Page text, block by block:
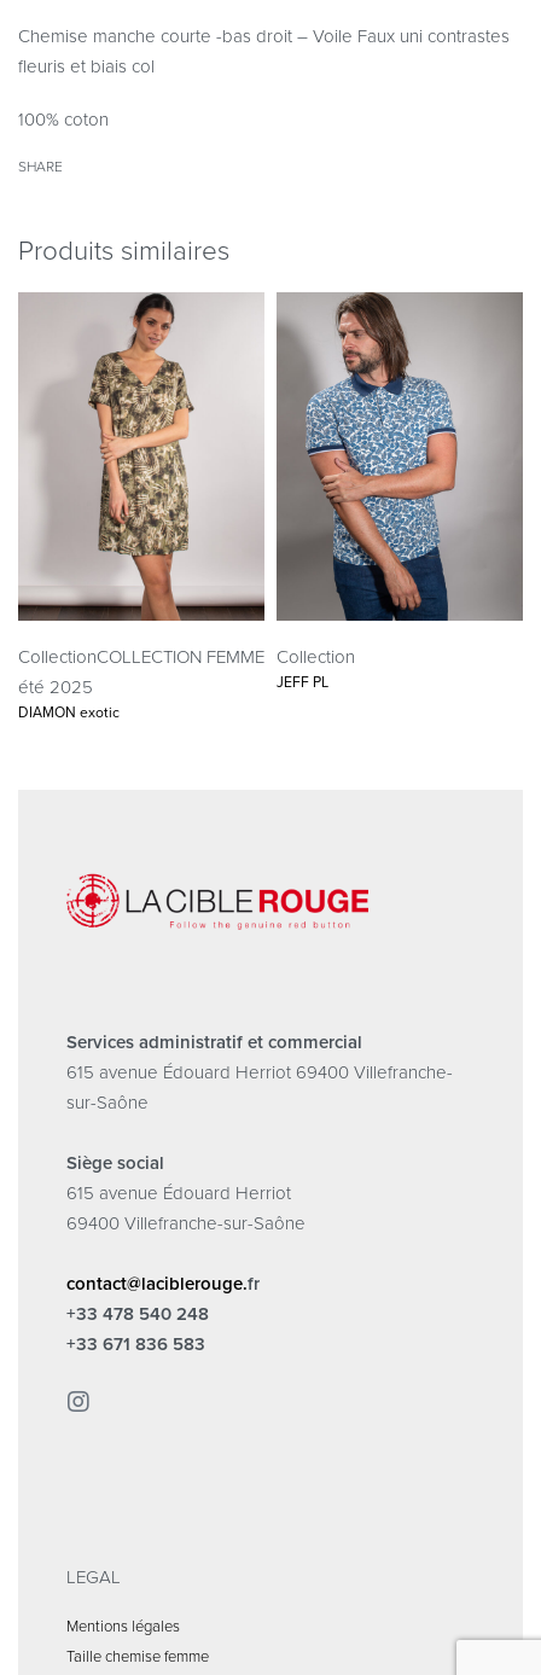
Chemise manche courte -bas droit – Voile Faux uni contrastes
fleuris et biais col
100% coton
SHARE
Produits similaires
CollectionCOLLECTION FEMME
été 2025
DIAMON exotic
Collection
JEFF PL
Services administratif et commercial
615 avenue Édouard Herriot 69400 Villefranche-
sur-Saône
Siège social
615 avenue Édouard Herriot
69400 Villefranche-sur-Saône
contact@laciblerouge.fr
+33 478 540 248
+33 671 836 583
LEGAL
Mentions légales
Taille chemise femme